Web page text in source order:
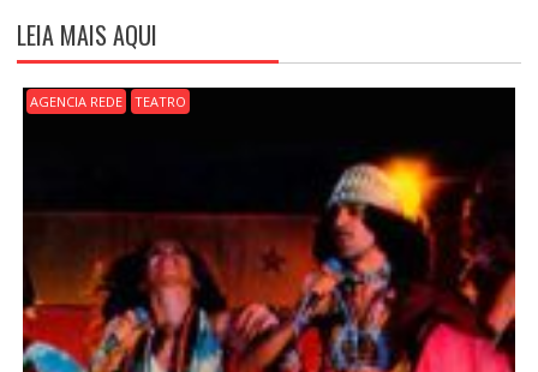
O
D
E
P
O
LEIA MAIS AQUI
AGENCIA REDE TEATRO